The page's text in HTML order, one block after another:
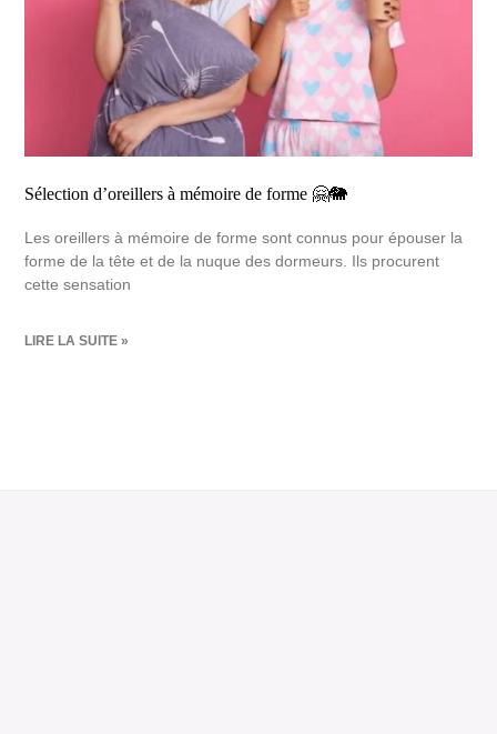
Sélection d’oreillers à mémoire de forme 🤗🐘
Les oreillers à mémoire de forme sont connus pour épouser la
forme de la tête et de la nuque des dormeurs. Ils procurent
cette sensation
LIRE LA SUITE »